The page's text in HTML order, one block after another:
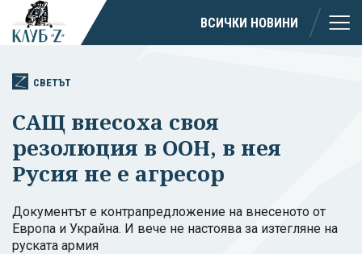
ВСИЧКИ НОВИНИ
СВЕТЪТ
САЩ внесоха своя
резолюция в ООН, в нея
Русия не е агресор
Документът е контрапредложение на внесеното от
Европа и Украйна. И вече не настоява за изтегляне на
руската армия